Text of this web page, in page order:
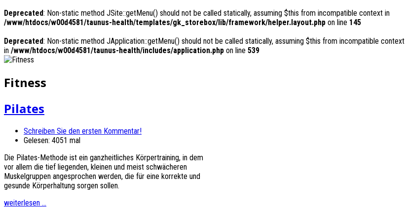
Deprecated: Non-static method JSite::getMenu() should not be called statically, assuming $this from incompatible context in
/www/htdocs/w00d4581/taunus-health/templates/gk_storebox/lib/framework/helper.layout.php on line 145
Deprecated: Non-static method JApplication::getMenu() should not be called statically, assuming $this from incompatible context
in /www/htdocs/w00d4581/taunus-health/includes/application.php on line 539
Fitness
Pilates
Schreiben Sie den ersten Kommentar!
Gelesen: 4051 mal
Die Pilates-Methode ist ein ganzheitliches Körpertraining, in dem
vor allem die tief liegenden, kleinen und meist schwächeren
Muskelgruppen angesprochen werden, die für eine korrekte und
gesunde Körperhaltung sorgen sollen.
weiterlesen ...